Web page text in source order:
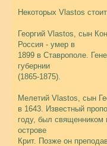
Некоторых Vlastos
Георгий Vlastos, сын
Россия - умер в
1899 в Ставрополе.
губернии
(1865-1875).
Мелетий Vlastos, сын
в 1643. Известный
году, был священником
острове
Крит. Позже он